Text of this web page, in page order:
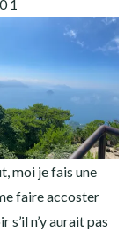
moi je fais une
faire accoster
n’y aurait pas